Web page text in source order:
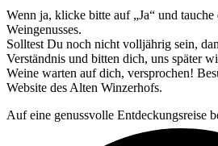
Wenn ja, klicke bitte auf „Ja“ und
Weingenusses.
Solltest Du noch nicht volljährig sein,
Verständnis und bitten dich, uns später
Weine warten auf dich, versprochen!
Website des Alten Winzerhofs.
Auf eine genussvolle Entdeckungsreise